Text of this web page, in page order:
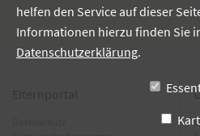
helfen den Service auf dieser
Informationen hierzu finden Sie
Datenschutzerklärung.